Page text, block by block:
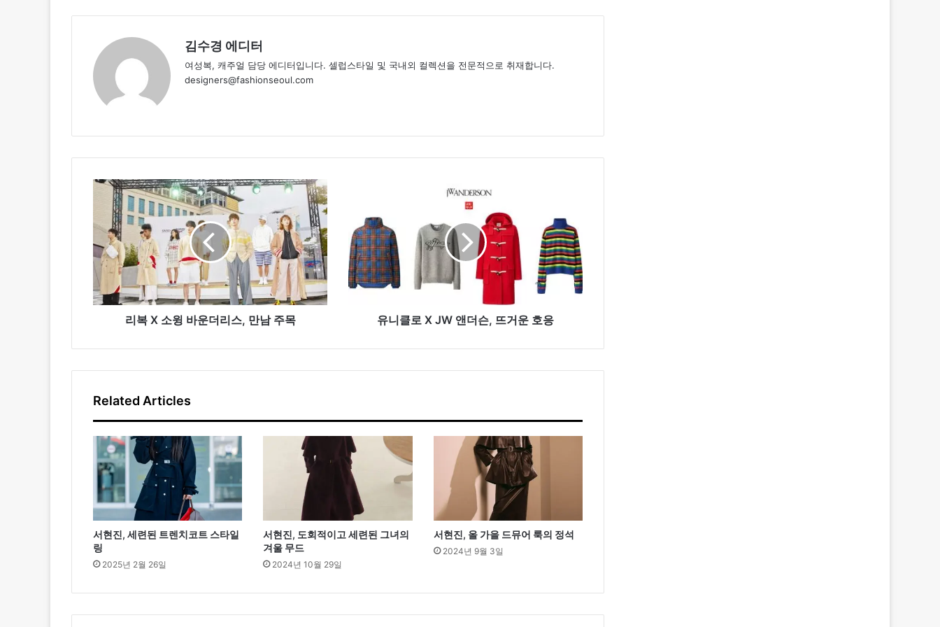
김수경 에디터
여성복, 캐주얼 담당 에디터입니다. 셀럽스타일 및 국내외 컬렉션을 전문적으로 취재합니다.
designers@fashionseoul.com
리
소
윙
바
운
더
리
만
리복 X 소윙 바운더리스, 만남 주목
로
X
J
W
앤
뜨
유니클로 X JW 앤더슨, 뜨거운 호응
Related Articles
서현진, 세련된 트렌치코트 스타일
링
2025년 2월 26일
서현진, 도회적이고 세련된 그녀의
겨울 무드
2024년 10월 29일
서현진, 올 가을 드뮤어 룩의 정석
2024년 9월 3일